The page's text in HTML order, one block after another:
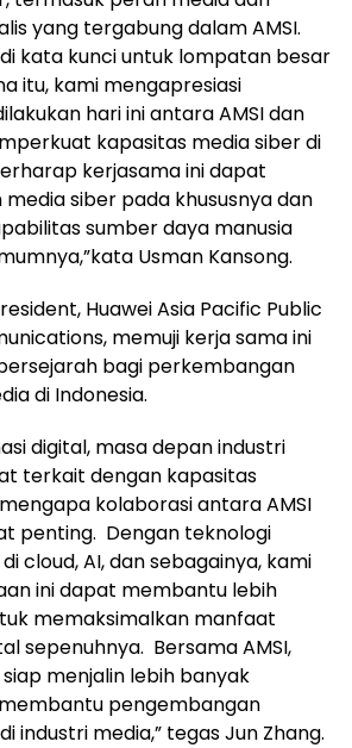
yang tergabung dalam AMSI.
kata kunci untuk lompatan besar
itu, kami mengapresiasi
hari ini antara AMSI dan
kapasitas media siber di
kerjasama ini dapat
siber pada khususnya dan
sumber daya manusia
Usman Kansong.
Huawei Asia Pacific Public
memuji kerja sama ini
bagi perkembangan
di Indonesia.
digital, masa depan industri
terkait dengan kapasitas
kolaborasi antara AMSI
penting. Dengan teknologi
cloud, AI, dan sebagainya, kami
ini dapat membantu lebih
memaksimalkan manfaat
sepenuhnya. Bersama AMSI,
menjalin lebih banyak
pengembangan
industri media,” tegas Jun Zhang.